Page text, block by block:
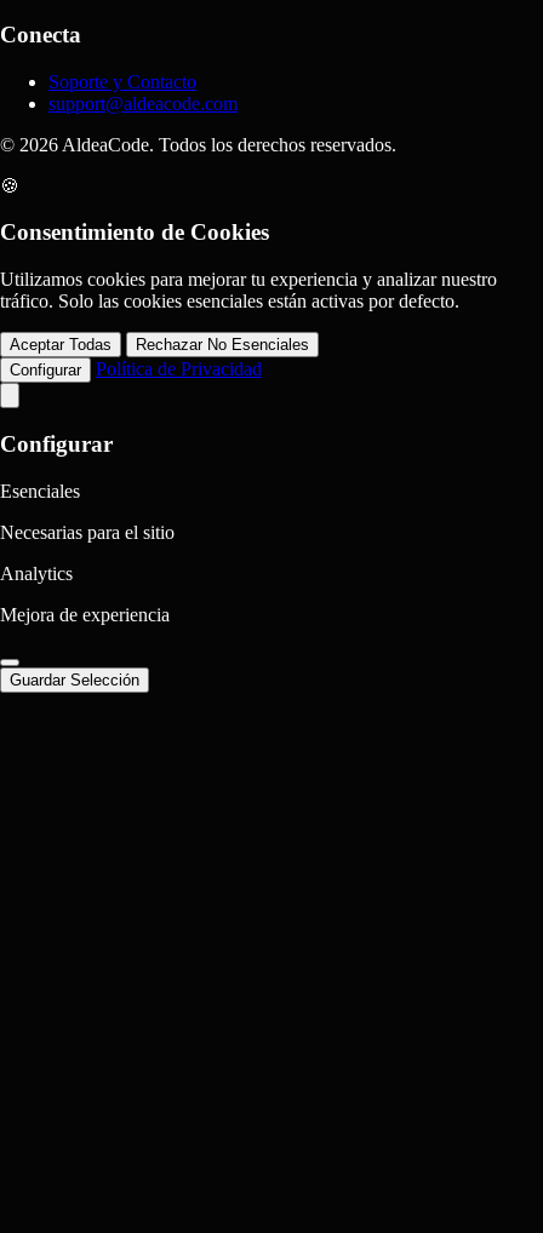
Conecta
Soporte y Contacto
support@aldeacode.com
© 2026 AldeaCode. Todos los derechos reservados.
🍪
Consentimiento de Cookies
Utilizamos cookies para mejorar tu experiencia y analizar nuestro
tráfico. Solo las cookies esenciales están activas por defecto.
Aceptar Todas
Rechazar No Esenciales
Configurar
Política de Privacidad
Configurar
Esenciales
Necesarias para el sitio
Analytics
Mejora de experiencia
Guardar Selección